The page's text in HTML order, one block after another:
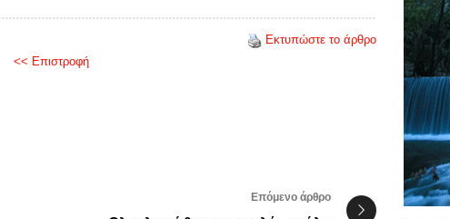
Εκτυπώστε το άρθρο
<< Επιστροφή
Επόμενο άρθρο